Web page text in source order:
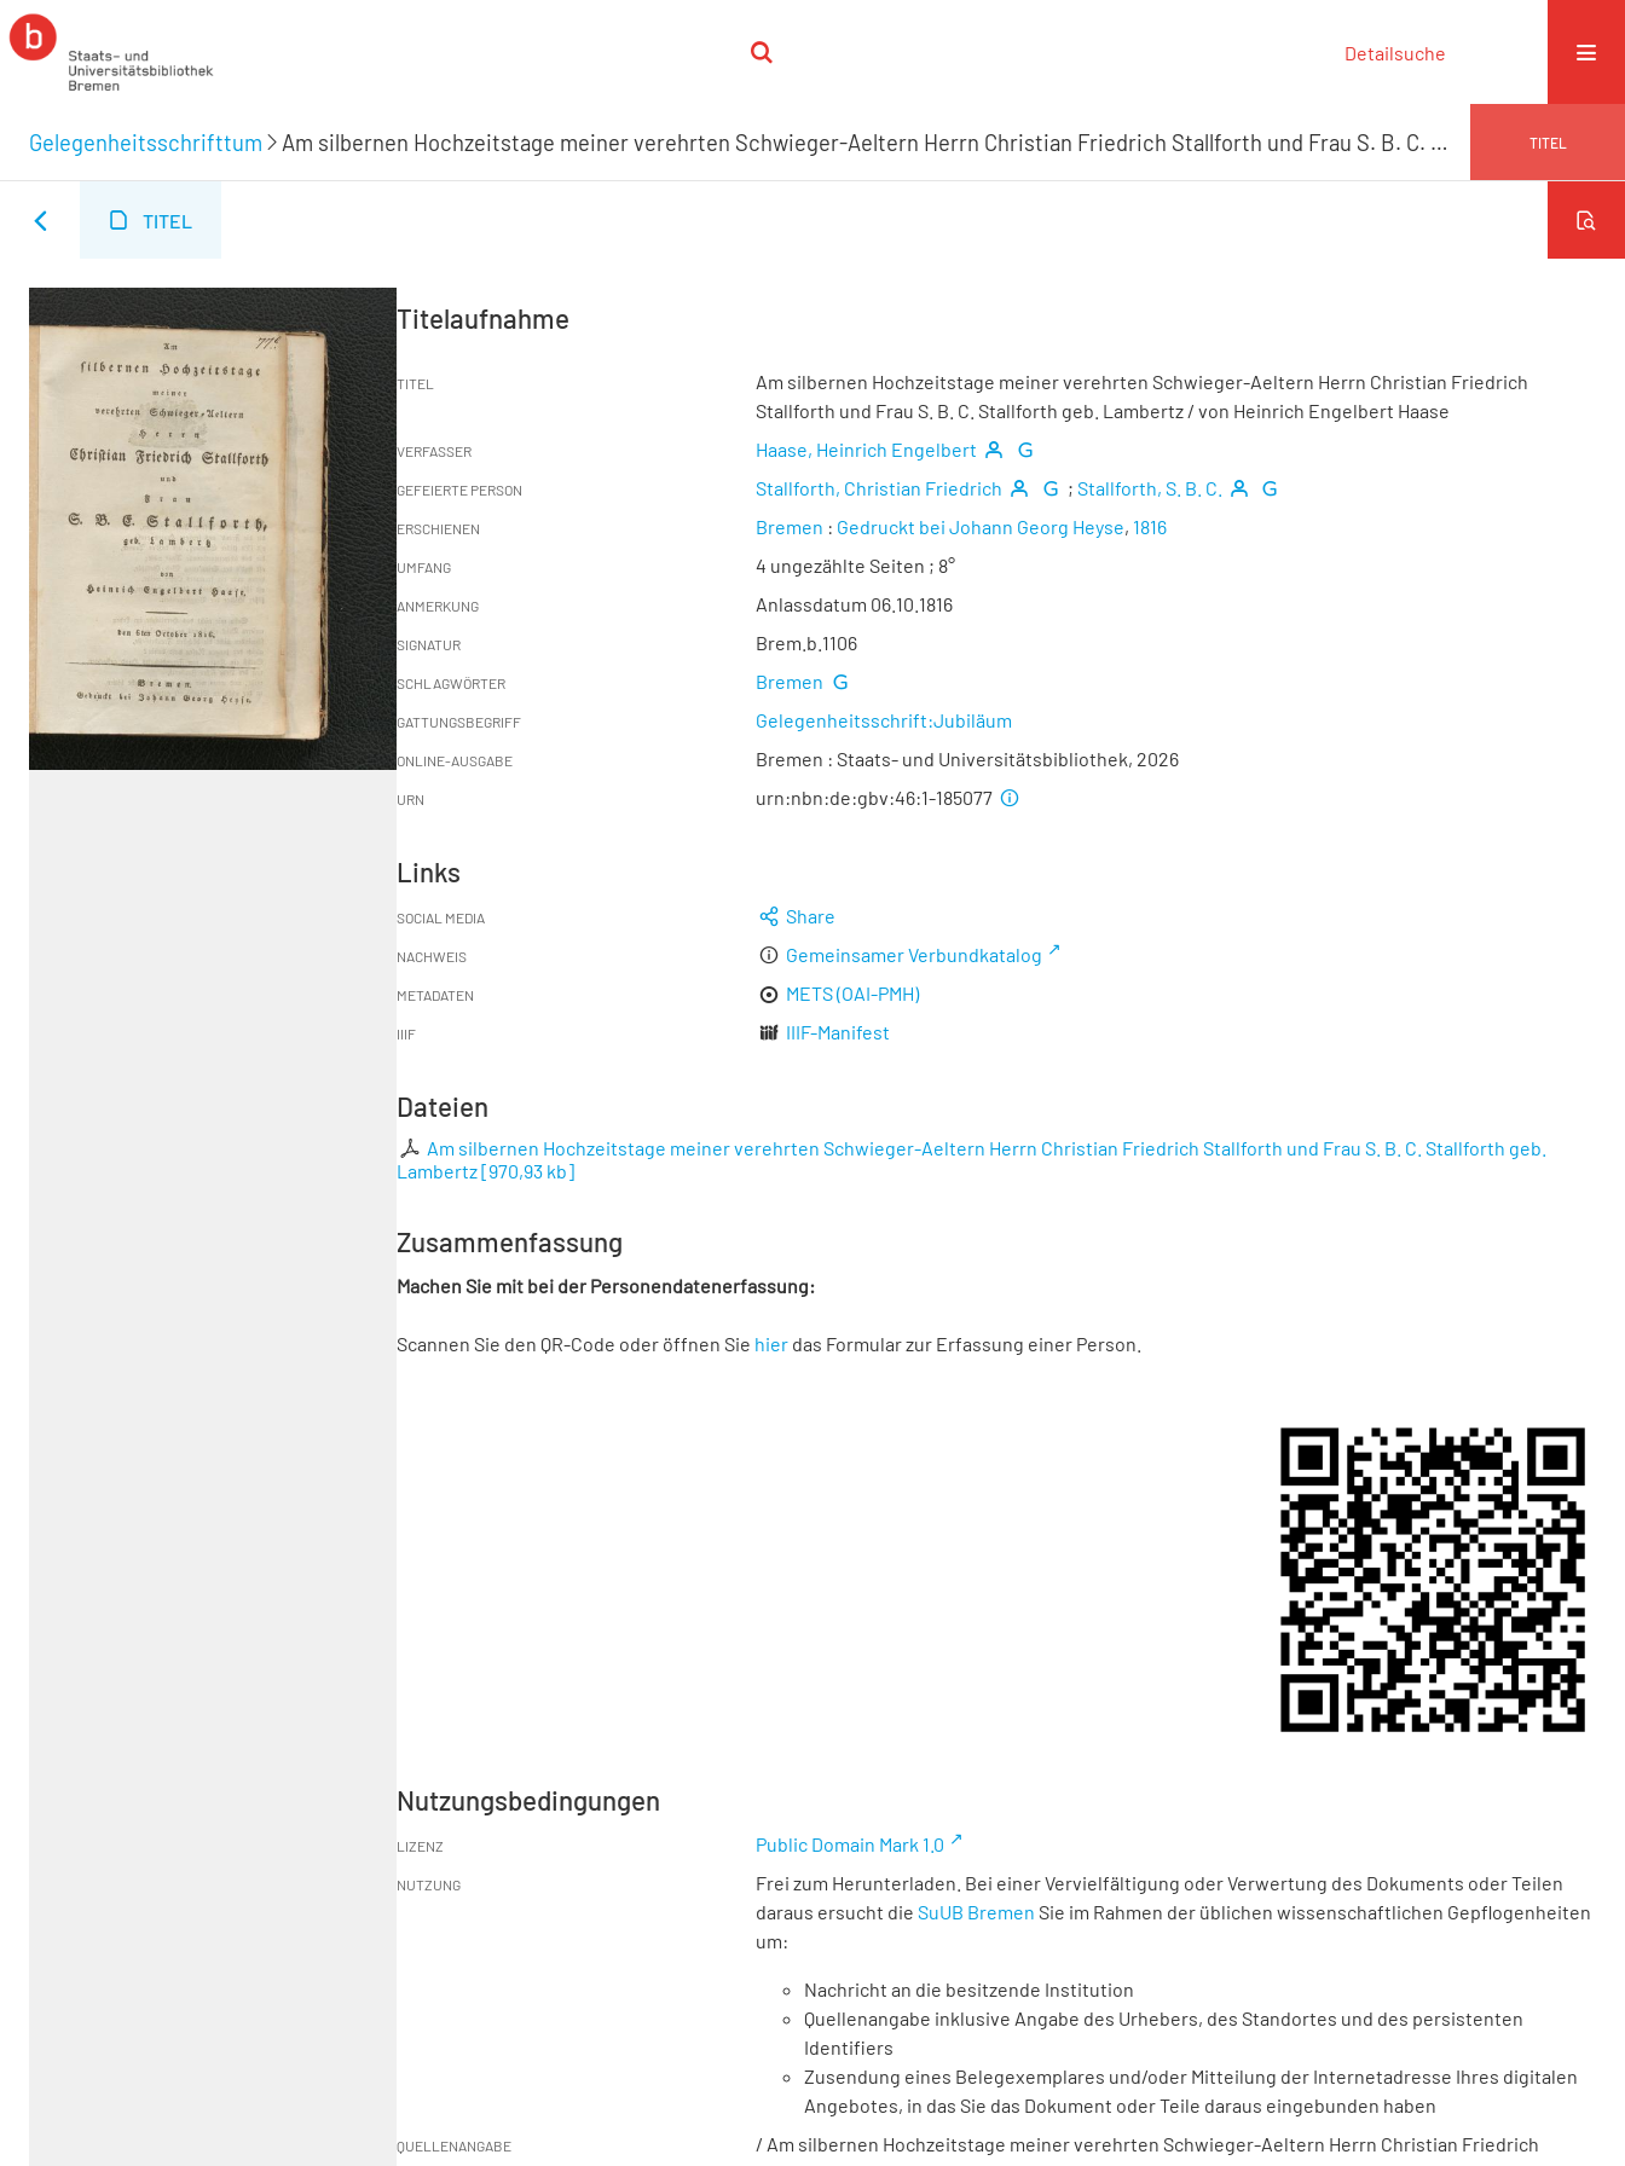
Detailsuche
Gelegenheitsschrifttum Am silbernen Hochzeitstage meiner verehrten Schwieger-Aeltern Herrn Christian Friedrich Stallforth und Frau S. B. C. Stallforth geb. Lambertz TITEL
TITEL
Titelaufnahme
TITEL
Am silbernen Hochzeitstage meiner verehrten Schwieger-Aeltern Herrn Christian Friedrich
Stallforth und Frau S. B. C. Stallforth geb. Lambertz / von Heinrich Engelbert Haase
VERFASSER Haase, Heinrich Engelbert
GEFEIERTE PERSON Stallforth, Christian Friedrich ; Stallforth, S. B. C.
ERSCHIENEN Bremen : Gedruckt bei Johann Georg Heyse, 1816
UMFANG 4 ungezählte Seiten ; 8°
ANMERKUNG Anlassdatum 06.10.1816
SIGNATUR Brem.b.1106
SCHLAGWÖRTER Bremen
GATTUNGSBEGRIFF Gelegenheitsschrift:Jubiläum
ONLINE-AUSGABE Bremen : Staats- und Universitätsbibliothek, 2026
URN urn:nbn:de:gbv:46:1-185077
Links
SOCIAL MEDIA Share
NACHWEIS Gemeinsamer Verbundkatalog
METADATEN METS (OAI-PMH)
IIIF IIIF-Manifest
Dateien
Am silbernen Hochzeitstage meiner verehrten Schwieger-Aeltern Herrn Christian Friedrich Stallforth und Frau S. B. C. Stallforth geb.
Lambertz[970,93 kb]
Zusammenfassung
Machen Sie mit bei der Personendatenerfassung:
Scannen Sie den QR-Code oder öffnen Sie hier das Formular zur Erfassung einer Person.
Nutzungsbedingungen
LIZENZ Public Domain Mark 1.0
NUTZUNG
Frei zum Herunterladen. Bei einer Vervielfältigung oder Verwertung des Dokuments oder Teilen
daraus ersucht die SuUB Bremen Sie im Rahmen der üblichen wissenschaftlichen Gepflogenheiten
um:
Nachricht an die besitzende Institution
Quellenangabe inklusive Angabe des Urhebers, des Standortes und des persistenten
Identifiers
Zusendung eines Belegexemplares und/oder Mitteilung der Internetadresse Ihres digitalen
Angebotes, in das Sie das Dokument oder Teile daraus eingebunden haben
QUELLENANGABE
/ Am silbernen Hochzeitstage meiner verehrten Schwieger-Aeltern Herrn Christian Friedrich